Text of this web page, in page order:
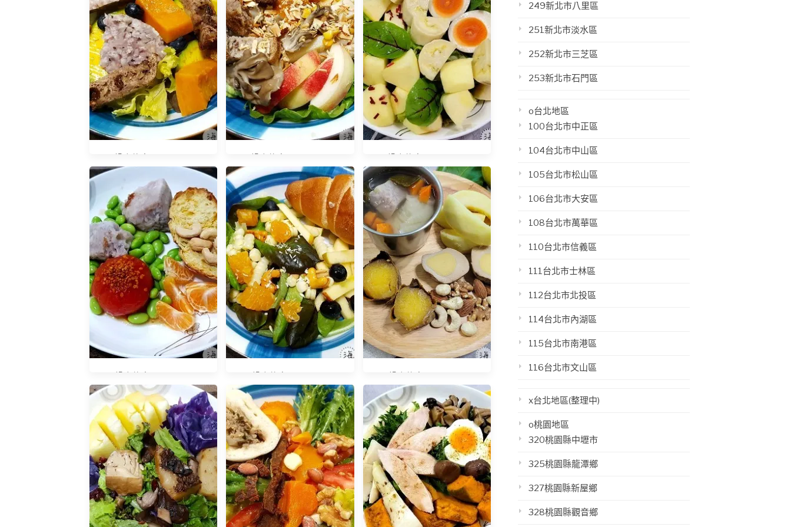
249新北市八里區
251新北市淡水區
252新北市三芝區
253新北市石門區
o台北地區
100台北市中正區
104台北市中山區
105台北市松山區
106台北市大安區
108台北市萬華區
110台北市信義區
111台北市士林區
112台北市北投區
114台北市內湖區
115台北市南港區
116台北市文山區
x台北地區(整理中)
o桃園地區
320桃園縣中壢市
325桃園縣龍潭鄉
327桃園縣新屋鄉
328桃園縣觀音鄉